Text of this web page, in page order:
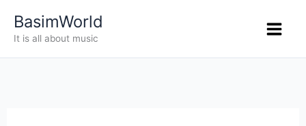
BasimWorld
It is all about music